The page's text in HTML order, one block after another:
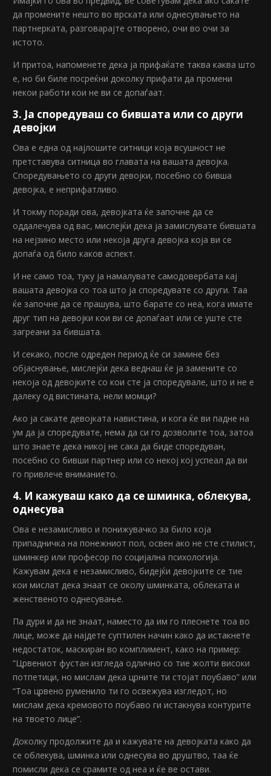
да промените нешто во врската или однесувањето на
партнерката, разговарајте отворено, очи во очи за
истото.
И притоа, напоменете дека ја прифаќате таква каква што
е, но би биле посреќни доколку прифати да промени
некои работи кои не ви се допаѓаат.
3. Ја споредуваш со бившата или со други
девојки
Ова е една од најлошите ситници која всушност не
претставува ситница во главата на вашата девојка.
Споредувањето со други девојки, посебно со бивша
девојка, е неприфатливо.
И токму поради ова, девојката ќе започне да се
оддалечува од вас, мислејќи дека ја замислувате бившата
на нејзино место или некоја друга девојка која ви се
допаѓа од било каков аспект.
И не само тоа, туку ја намалувате самодовербата кај
вашата девојка со тоа што ја споредувате со други. Таа
ќе започне да се прашува, што барате со неа, кога имате
друг тип на девојки кои ви се допаѓаат или се уште сте
загреани за бившата.
И секако, после одреден период ќе си замине без
објаснување, мислејќи дека веднаш ќе ја замените со
некоја од девојките со кои сте ја споредувале, што и не е
далеку од вистината, нели момци?
Ако ја сакате девојката навистина, и кога ќе ви падне на
ум да ја споредувате, нема да си го дозволите тоа, затоа
што знаете дека никој не сака да биде споредуван,
посебно со бивши партнер или со некој кој успеал да ви
го привлече вниманието.
4. И кажуваш како да се шминка, облекува,
однесува
Ова е незамисливо и понижувачко за било која
припадничка на понежниот пол, освен ако не сте стилист,
шминкер или професор по социјална психологија.
Кажувам дека е незамисливо, бидејќи девојките се тие
кои мислат дека знаат се околу шминката, облеката и
женственото однесување.
Па дури и да не знаат, наместо да им го плеснете тоа во
лице, може да најдете суптилен начин како да истакнете
недостаток, маскиран во комплимент, како на пример:
“Црвениот фустан изгледа одлично со тие жолти високи
потпетици, но мислам дека црните ти стојат поубаво” или
“Тоа црвено руменило ти го освежува изгледот, но
мислам дека кремовото поубаво ги истакнува контурите
на твоето лице”.
Доколку продолжите да и кажувате на девојката како да
се облекува, шминка или однесува во друштво, таа ќе
помисли дека се срамите од неа и ќе ве остави.